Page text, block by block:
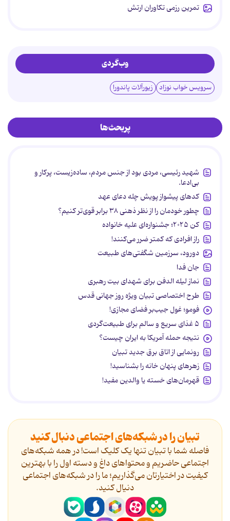
تمرین رزمی تکاوران ارتش
وب‌گردی
سرویس خواب نوزاد زیورآلات پاندورا
پربحث‌ها
شهید رئیسی، مردی بود از جنس مردم، ساده‌زیست، پرکار و
بی‌ادعا.
کدهای پیشواز پویش چله دعای عهد
چطور خودمان را از نظر ذهنی ۳۸ برابر قوی‌تر کنیم؟
کن ۲۰۲۵؛ جشنواره‌ای علیه خانواده
راز افرادی که کمتر ضرر می‌کنند!
دورود، سرزمین شگفتی‌های طبیعت
جان فدا
نماز لیله الدفن برای شهدای بیت رهبری
طرح اختصاصی تبیان ویژه روز جهانی قدس
فومو؛ غول جیب‌بر فضای مجازی!
۵ غذای سریع و سالم برای طبیعت‌گردی
نتیجه حمله آمریکا به ایران چیست؟
رونمایی از اتاق برق جدید تبیان
زهرهای پنهان خانه را بشناسید!
قهرمان‌های خسته یا والدین مفید!
تبیان را در شبکه‌های اجتماعی دنبال کنید
فاصله شما با تبیان تنها یک کلیک است! در همه شبکه‌های
اجتماعی حاضریم و محتواهای داغ و دسته اول را با بهترین
کیفیت در اختیارتان می‌گذاریم؛ ما را در شبکه‌های اجتماعی
دنیال کنید.